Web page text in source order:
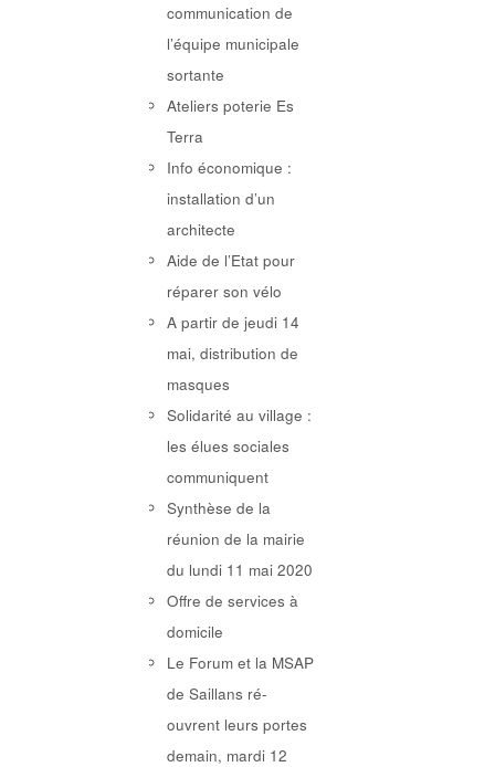
communication de
l’équipe municipale
sortante
Ateliers poterie Es
Terra
Info économique :
installation d’un
architecte
Aide de l’Etat pour
réparer son vélo
A partir de jeudi 14
mai, distribution de
masques
Solidarité au village :
les élues sociales
communiquent
Synthèse de la
réunion de la mairie
du lundi 11 mai 2020
Offre de services à
domicile
Le Forum et la MSAP
de Saillans ré-
ouvrent leurs portes
demain, mardi 12